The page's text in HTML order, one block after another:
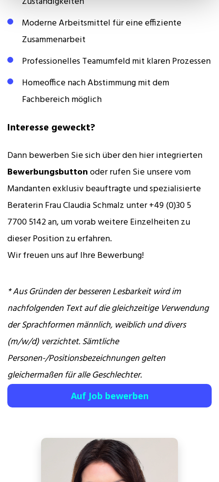
Moderne Arbeitsmittel für eine effiziente
Zusammenarbeit
Professionelles Teamumfeld mit klaren Prozessen
Homeoffice nach Abstimmung mit dem
Fachbereich möglich
Interesse geweckt?
Dann bewerben Sie sich über den hier integrierten
Bewerbungsbuttonoder rufen Sie unsere vom
Mandanten exklusiv beauftragte und spezialisierte
Beraterin Frau Claudia Schmalz unter +49 (0)30 5
7700 5142 an, um vorab weitere Einzelheiten zu
dieser Position zu erfahren.
Wir freuen uns auf Ihre Bewerbung!
* Aus Gründen der besseren Lesbarkeit wird im
nachfolgenden Text auf die gleichzeitige Verwendung
der Sprachformen männlich, weiblich und divers
(m/w/d) verzichtet. Sämtliche
Personen-/Positionsbezeichnungen gelten
gleichermaßen für alle Geschlechter.
Auf Job bewerben